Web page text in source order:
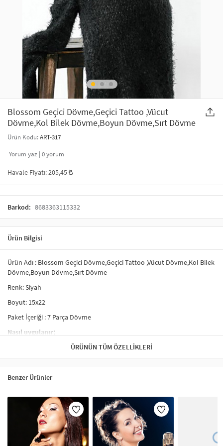
SAÇ AKSESUARLARI
GELİN / DÜĞÜN AKSESUARLARI
TELEFON ASKISI
MAKYAJ ÇANTASI
ŞAL VE FULAR
ODA KOKUSU VE MUM
PARTİ SÜSLERİ
YILBAŞI ÜRÜNLERİ
KULLAN AT TABAK BARDAK SETİ
Blossom Geçici Dövme,Geçici Tattoo ,Vücut
Dövme,Kol Bilek Dövme,Boyun Dövme,Sırt Dövme
Ürün Kodu:ART-317
Yorum yaz | 0yorum
Havale Fiyatı:205,45
Barkod: 8683363115332
Ürün Bilgisi
Ürün Adı : Blossom Geçici Dövme,Geçici Tattoo ,Vücut Dövme,Kol Bilek
Dövme,Boyun Dövme,Sırt Dövme
Renk: Siyah
Boyut: 15x22
Paket İçeriği : 7 Parça Dövme
Nasıl uygulanır;
- Tercih ettiğiniz dövmeyi kesiniz ve şeffaf koruyucu kaplamayı
çıkarınız.
- Dövme yapacağınız yere, dövmeyi yüz üstü yerleştiriniz.
- Su ile dövmeyi iyice ıslatınız.
- 20-30 saniye bekledikten sonra dövme kağıdını kaldırınız.
- Dövme yapılan alanı kurumaya bırakınız.
Çıkartılması;
- Alkol, yağlı krem ile ovalıyınız.
ÜRÜNÜN TÜM ÖZELLIKLERI
Benzer Ürünler